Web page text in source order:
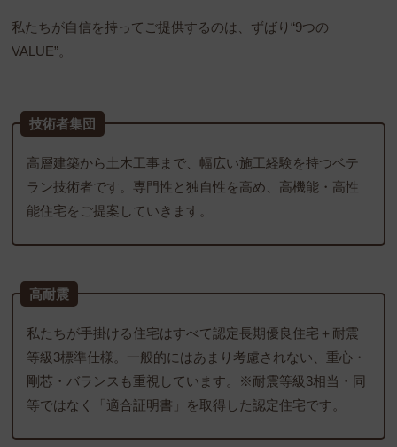
私たちが自信を持ってご提供するのは、ずばり“9つの
VALUE”。
技術者集団
高層建築から土木工事まで、幅広い施工経験を持つベテ
ラン技術者です。専門性と独自性を高め、高機能・高性
能住宅をご提案していきます。
高耐震
私たちが手掛ける住宅はすべて認定長期優良住宅＋耐震
等級3標準仕様。一般的にはあまり考慮されない、重心・
剛芯・バランスも重視しています。※耐震等級3相当・同
等ではなく「適合証明書」を取得した認定住宅です。